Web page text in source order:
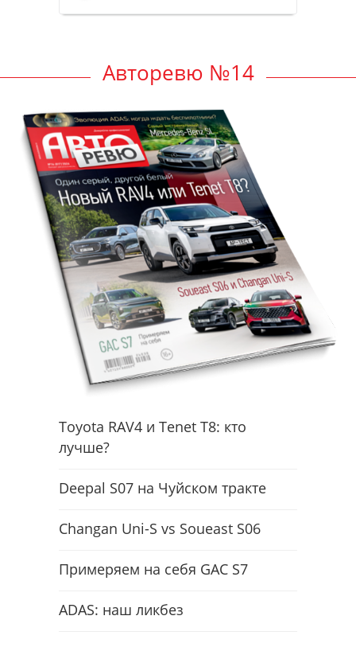
Авторевю №14
Toyota RAV4 и Tenet T8: кто
лучше?
Deepal S07 на Чуйском тракте
Changan Uni-S vs Soueast S06
Примеряем на себя GAC S7
ADAS: наш ликбез